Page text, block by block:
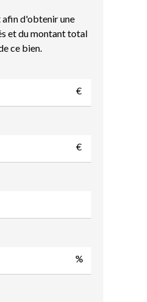
d'obtenir une
et du montant total
ce bien.
€
€
%